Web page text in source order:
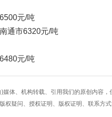
6500元/吨
通市6320元/吨
6480元/吨
媒体、机构转载、引用我们的原创内容
权疑问、授权证明、版权证明、联系方